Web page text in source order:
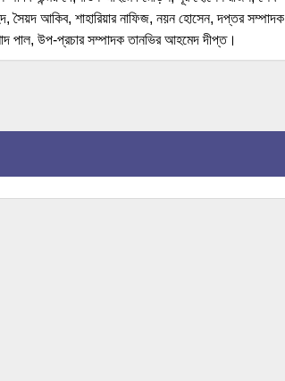
সৈয়দ আকিব, শাহারিয়ার নাফিজ, নয়ন হোসেন, দপ্তর সম্পাদক
পাল, উপ-প্রচার সম্পাদক তানভির আহমেদ দীপ্ত।